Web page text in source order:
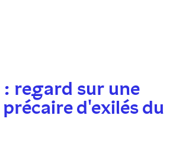
regard sur une
d'exilés du